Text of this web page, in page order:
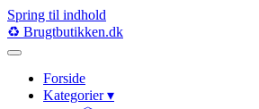
Spring til indhold
♻️ Brugtbutikken.dk
Forside
Kategorier▾